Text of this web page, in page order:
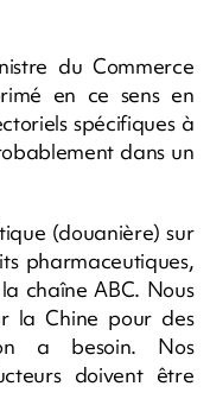
du Commerce
en ce sens en
spécifiques à
dans un
(douanière) sur
pharmaceutiques,
chaîne ABC. Nous
la Chine pour des
a besoin. Nos
doivent être